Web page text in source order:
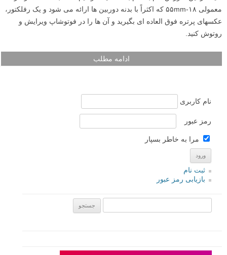
لازم نیست که حتماً از یک لنز ثابت برای گرفتن عکسهای پرتره عالی استفاده
کنید. در این آموزش گام به گام به شما یاد خواهیم داد تا با استفاده از لنز
عکسهای پرتره فوق العاده ای بگیرید و آن ها را در فوتوشاپ ویرایش و
روتوش کنید.
ادامه مطلب